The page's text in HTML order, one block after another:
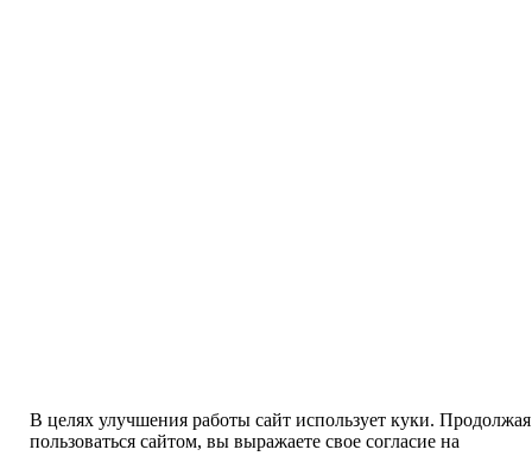
В целях улучшения работы сайт использует куки. Продолжая
пользоваться сайтом, вы выражаете свое согласие на